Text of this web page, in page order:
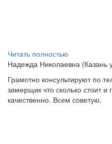
Читать полностью
Надежда Николаевна (Казань
Грамотно консультируют по
замерщик что сколько стоит
качественно. Всем советую.